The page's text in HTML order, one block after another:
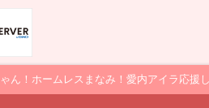
！ホームレスまなみ！愛内アイラ応援し